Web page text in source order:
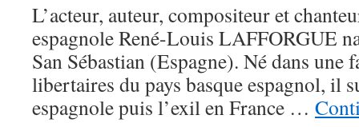
L’acteur, auteur, compositeur et
espagnole René-Louis LAFFORGUE
San Sébastian (Espagne). Né dans
libertaires du pays basque espagnol, il
espagnole puis l’exil en France …